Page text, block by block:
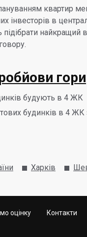
квартир
інвесторів в
найкращий
гори
будують в 4 ЖК
будинків в 4 ЖК
Харків
оцінку Контакти